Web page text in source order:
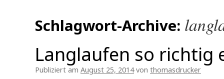
springenSchlagwort-Archive:
Langlaufen so richtig
Publiziert am August 25, 2014 von thomasdrucker